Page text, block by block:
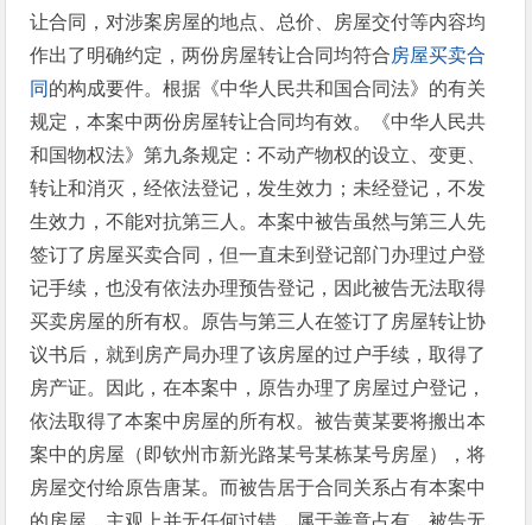
让合同，对涉案房屋的地点、总价、房屋交付等内容均
作出了明确约定，两份房屋转让合同均符合房屋买卖合
同 的构成要件。根据《中华人民共和国合同法》的有关
规定，本案中两份房屋转让合同均有效。《中华人民共
和国物权法》第九条规定：不动产物权的设立、变更、
转让和消灭，经依法登记，发生效力；未经登记，不发
生效力，不能对抗第三人。本案中被告虽然与第三人先
签订了房屋买卖合同，但一直未到登记部门办理过户登
记手续，也没有依法办理预告登记，因此被告无法取得
买卖房屋的所有权。原告与第三人在签订了房屋转让协
议书后，就到房产局办理了该房屋的过户手续，取得了
房产证。因此，在本案中，原告办理了房屋过户登记，
依法取得了本案中房屋的所有权。被告黄某要将搬出本
案中的房屋（即钦州市新光路某号某栋某号房屋），将
房屋交付给原告唐某。而被告居于合同关系占有本案中
的房屋，主观上并无任何过错，属于善意占有，被告无